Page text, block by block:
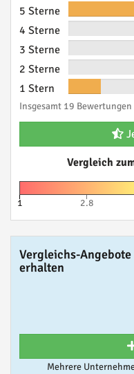
5 Sterne
4 Sterne
3 Sterne
2 Sterne
1 Stern
Insgesamt 19 Bewertungen
Vergleich
1 2.8
Vergleichs-Angebote
erhalten
Mehrere